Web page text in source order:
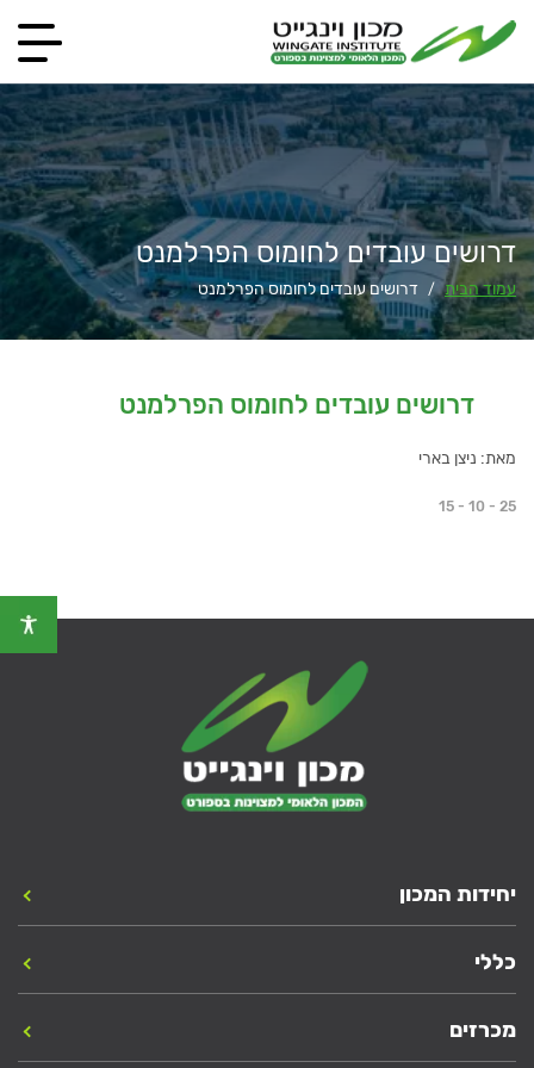
דרושים עובדים לחומוס הפרלמנט
עמוד הבית / דרושים עובדים לחומוס הפרלמנט
דרושים עובדים לחומוס הפרלמנט
מאת: ניצן בארי
15 - 10 - 25
יחידות המכון
כללי
מכרזים